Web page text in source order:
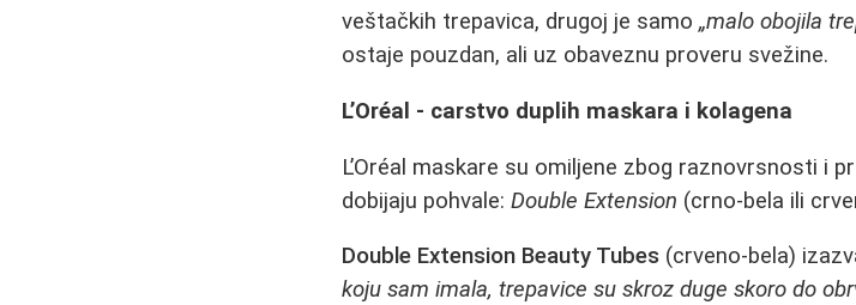
veštačkih trepavica, drugoj je samo„malo obojila
ostaje pouzdan, ali uz obaveznu proveru svežine.
L’Oréal - carstvo duplih maskara i kolagena
L’Oréal maskare su omiljene zbog raznovrsnosti i
dobijaju pohvale:Double Extension (crno‑bela ili
Double Extension Beauty Tubes (crveno‑bela)
koju sam imala, trepavice su skroz duge skoro do